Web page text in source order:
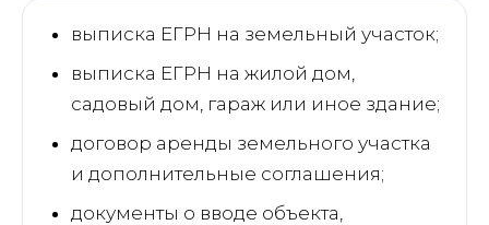
выписка ЕГРН на земельный участок;
выписка ЕГРН на жилой дом,
садовый дом, гараж или иное здание;
договор аренды земельного участка
и дополнительные соглашения;
документы о вводе объекта,